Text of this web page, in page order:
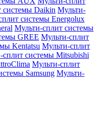
системы Daikin Мульти-
системы Energolux
Мульти-сплит системы
GREE Мульти-сплит
Kentatsu Мульти-сплит
сплит системы Mitsubishi
Мульти-сплит
Samsung Мульти-